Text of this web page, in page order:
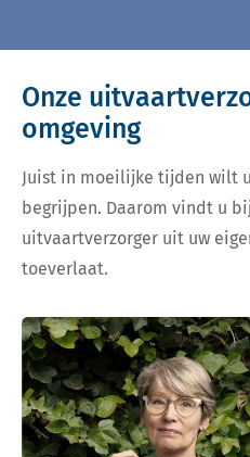
Onze
omgeving
Juist in moeilijke tijden wilt
begrijpen. Daarom vindt u
uitvaartverzorger uit uw
toeverlaat.